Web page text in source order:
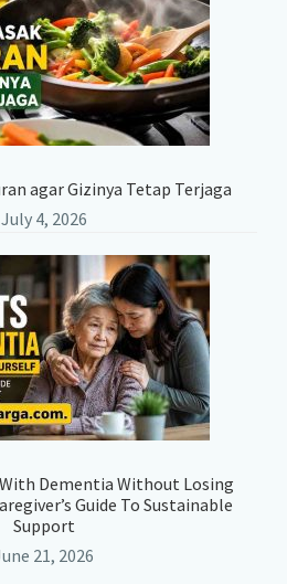
agar Gizinya Tetap Terjaga
July 4, 2026
Dementia Without Losing
Guide To Sustainable
Support
21, 2026